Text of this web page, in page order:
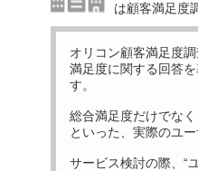
は顧客満足度
オリコン顧客満足度
満足度に関する回答
す。
総合満足度だけでな
といった、実際のユ
サービス検討の際、“